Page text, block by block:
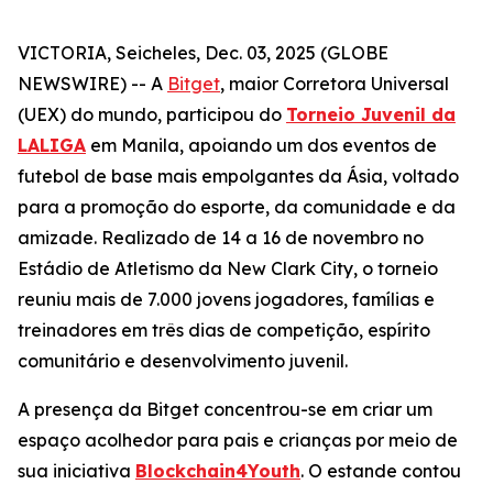
VICTORIA, Seicheles, Dec. 03, 2025 (GLOBE
NEWSWIRE) -- A Bitget, maior Corretora Universal
(UEX) do mundo, participou do Torneio Juvenil da
LALIGA em Manila, apoiando um dos eventos de
futebol de base mais empolgantes da Ásia, voltado
para a promoção do esporte, da comunidade e da
amizade. Realizado de 14 a 16 de novembro no
Estádio de Atletismo da New Clark City, o torneio
reuniu mais de 7.000 jovens jogadores, famílias e
treinadores em três dias de competição, espírito
comunitário e desenvolvimento juvenil.
A presença da Bitget concentrou-se em criar um
espaço acolhedor para pais e crianças por meio de
sua iniciativa Blockchain4Youth. O estande contou